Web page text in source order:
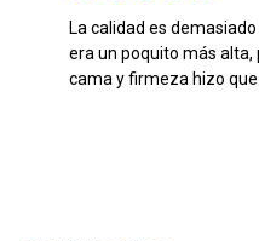
La calidad es
era un poquito más alta,
cama y firmeza hizo